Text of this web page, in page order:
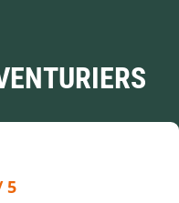
5